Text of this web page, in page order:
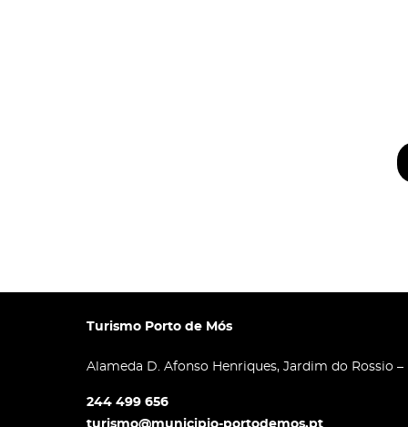
Turismo Porto de Mós
Alameda D. Afonso Henriques, Jardim do Rossio
244 499 656
turismo@municipio-portodemos.pt